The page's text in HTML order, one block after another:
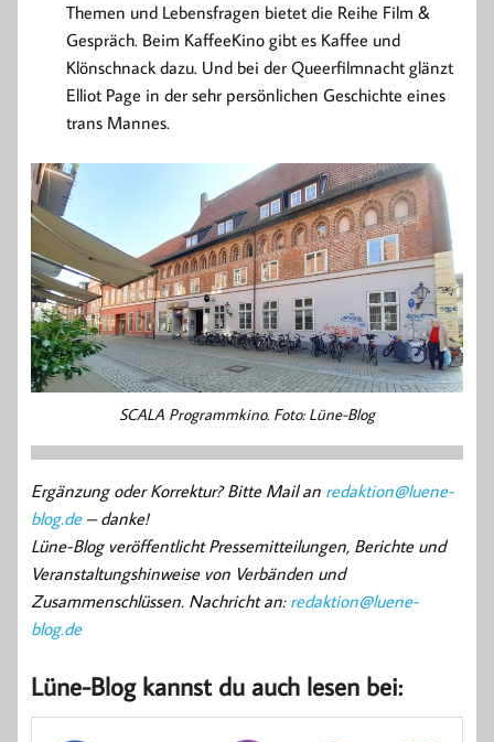
Themen und Lebensfragen bietet die Reihe Film &
Gespräch. Beim KaffeeKino gibt es Kaffee und
Klönschnack dazu. Und bei der Queerfilmnacht glänzt
Elliot Page in der sehr persönlichen Geschichte eines
trans Mannes.
SCALA Programmkino. Foto: Lüne-Blog
Ergänzung oder Korrektur? Bitte Mail an redaktion@luene-
blog.de– danke!
Lüne-Blog veröffentlicht Pressemitteilungen, Berichte und
Veranstaltungshinweise von Verbänden und
Zusammenschlüssen. Nachricht an: redaktion@luene-
blog.de
Lüne-Blog kannst du auch lesen bei: